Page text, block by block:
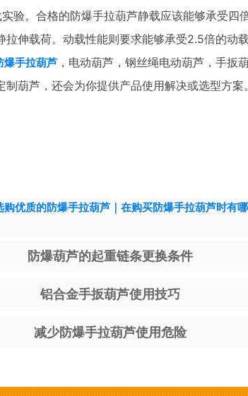
。合格的防爆手拉葫芦静载应该能够承受四
伸载荷。动载性能则要求能够承受2.5倍的动载
爆手拉葫芦 ，电动葫芦，钢丝绳电动葫芦，手扳
制葫芦，还会为你提供产品使用解决或选型方
购优质的防爆手拉葫芦｜在购买防爆手拉葫芦时有
防爆葫芦的起重链条更换条件
铝合金手扳葫芦使用技巧
减少防爆手拉葫芦使用危险